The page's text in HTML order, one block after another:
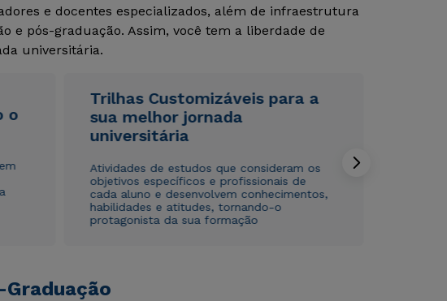
e docentes especializados, além de infraestrutura
e pós-graduação. Assim, você tem a liberdade de
universitária.
o
Trilhas Customizáveis para a
sua melhor jornada
universitária
Atividades de estudos que consideram os
objetivos específicos e profissionais de
cada aluno e desenvolvem conhecimentos,
habilidades e atitudes, tornando-o
protagonista da sua formação
Rápido e fácil
WhatsApp
Rápido e fácil
WhatsApp